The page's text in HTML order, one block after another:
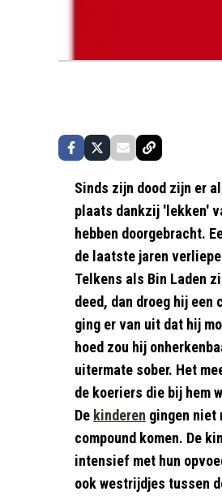
Sinds zijn dood zijn er
plaats dankzij 'lekken'
hebben doorgebracht.
de laatste jaren
Telkens als Bin Laden
deed, dan droeg hij een
ging er van uit dat hij
hoed zou hij
uitermate sober. Het
de koeriers die bij hem
De kinderen gingen niet
compound komen. De
intensief met hun
ook westrijdjes tussen